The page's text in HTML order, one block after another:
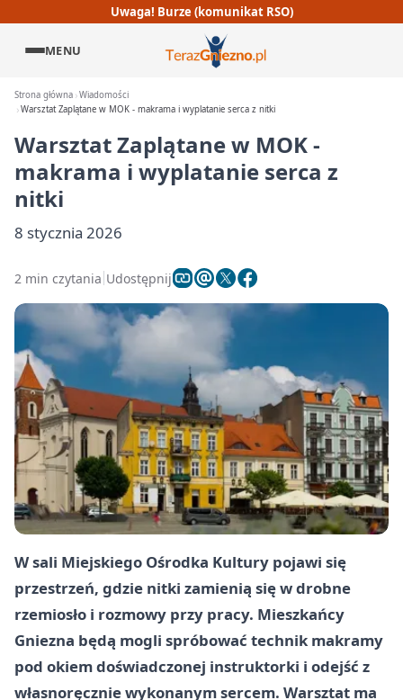
Uwaga! Burze (komunikat RSO)
MENU
Strona główna Wiadomości
Warsztat Zaplątane w MOK - makrama i wyplatanie serca z nitki
Warsztat Zaplątane w MOK -
makrama i wyplatanie serca z
nitki
8 stycznia 2026
2 min czytania Udostępnij
W sali Miejskiego Ośrodka Kultury pojawi się
przestrzeń, gdzie nitki zamienią się w drobne
rzemiosło i rozmowy przy pracy. Mieszkańcy
Gniezna będą mogli spróbować technik makramy
pod okiem doświadczonej instruktorki i odejść z
własnoręcznie wykonanym sercem. Warsztat ma